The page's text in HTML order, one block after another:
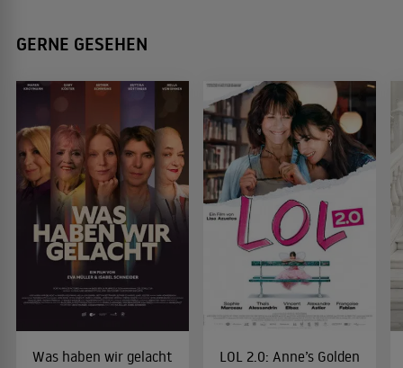
GERNE GESEHEN
Was haben wir gelacht
LOL 2.0: Anne’s Golden